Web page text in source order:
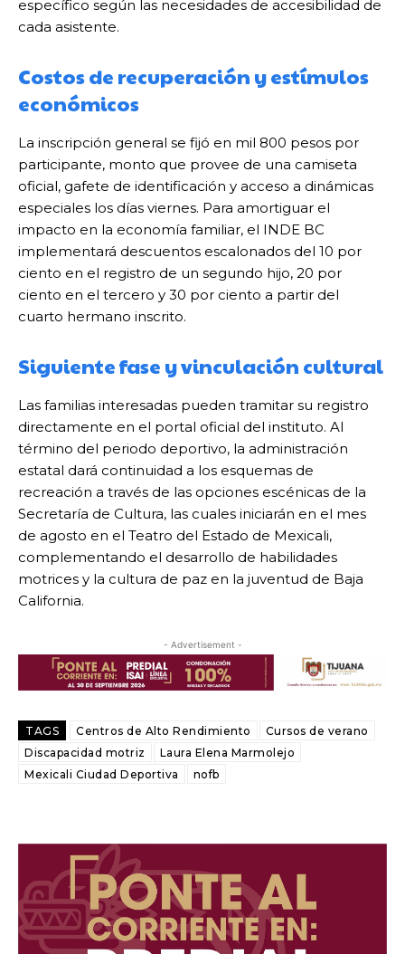
específico según las necesidades de accesibilidad de
cada asistente.
Costos de recuperación y estímulos
económicos
La inscripción general se fijó en mil 800 pesos por
participante, monto que provee de una camiseta
oficial, gafete de identificación y acceso a dinámicas
especiales los días viernes. Para amortiguar el
impacto en la economía familiar, el INDE BC
implementará descuentos escalonados del 10 por
ciento en el registro de un segundo hijo, 20 por
ciento en el tercero y 30 por ciento a partir del
cuarto hermano inscrito.
Siguiente fase y vinculación cultural
Las familias interesadas pueden tramitar su registro
directamente en el portal oficial del instituto. Al
término del periodo deportivo, la administración
estatal dará continuidad a los esquemas de
recreación a través de las opciones escénicas de la
Secretaría de Cultura, las cuales iniciarán en el mes
de agosto en el Teatro del Estado de Mexicali,
complementando el desarrollo de habilidades
motrices y la cultura de paz en la juventud de Baja
California.
- Advertisement -
TAGS Centros de Alto Rendimiento
Cursos de verano
Discapacidad motriz
Laura Elena Marmolejo
Mexicali Ciudad Deportiva
nofb